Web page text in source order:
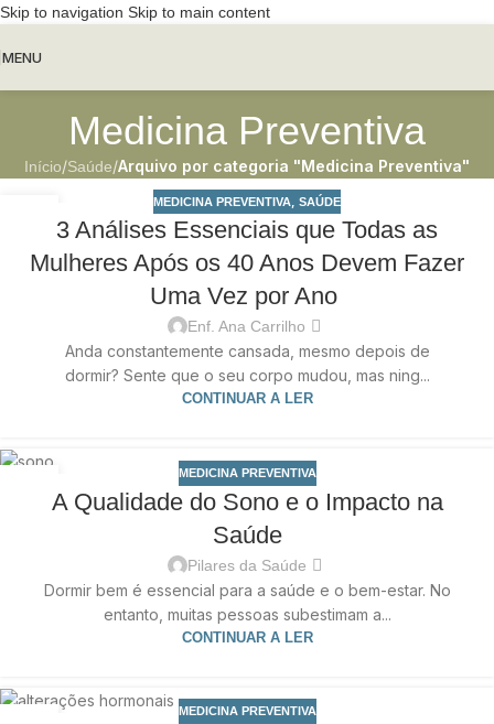
Skip to navigation Skip to main content
MENU
Medicina Preventiva
Início/Saúde/Arquivo por categoria "Medicina Preventiva"
MEDICINA PREVENTIVA, SAÚDE
3 Análises Essenciais que Todas as
Mulheres Após os 40 Anos Devem Fazer
Uma Vez por Ano
Enf. Ana Carrilho
Anda constantemente cansada, mesmo depois de
dormir? Sente que o seu corpo mudou, mas ning...
CONTINUAR A LER
MEDICINA PREVENTIVA
A Qualidade do Sono e o Impacto na
Saúde
Pilares da Saúde
Dormir bem é essencial para a saúde e o bem-estar. No
entanto, muitas pessoas subestimam a...
CONTINUAR A LER
MEDICINA PREVENTIVA